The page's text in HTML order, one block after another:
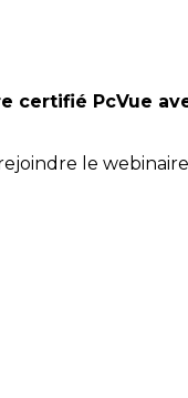
certifié PcVue
le webinaire